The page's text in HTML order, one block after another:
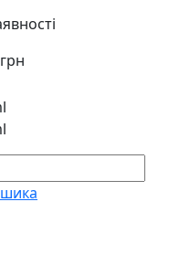
грн